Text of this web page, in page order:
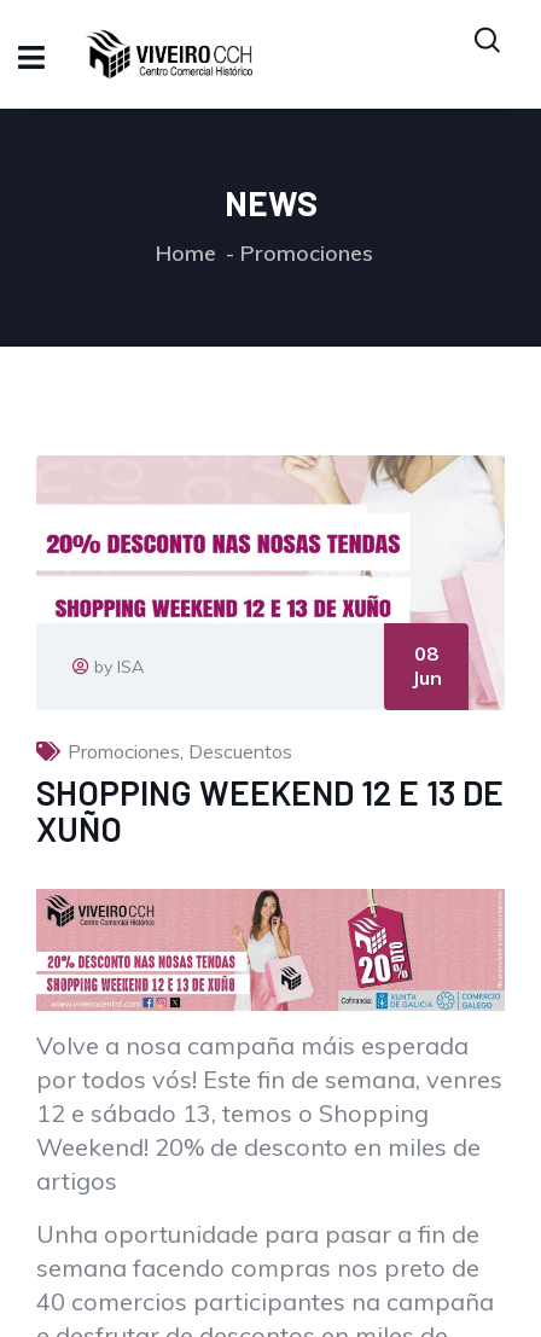
NEWS
Home Promociones
by ISA
08
Jun
Promociones, Descuentos
SHOPPING WEEKEND 12 E 13 DE
XUÑO
Volve a nosa campaña máis esperada
por todos vós! Este fin de semana, venres
12 e sábado 13, temos o Shopping
Weekend! 20% de desconto en miles de
artigos
Unha oportunidade para pasar a fin de
semana facendo compras nos preto de
40 comercios participantes na campaña